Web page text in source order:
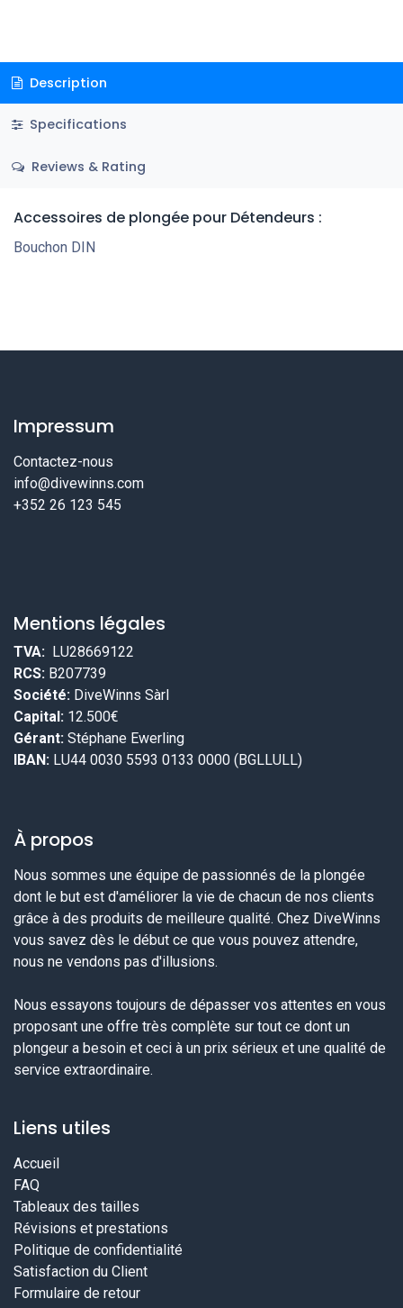
Description
Specifications
Reviews & Rating
Accessoires de plongée pour Détendeurs :
Bouchon DIN
Impressum
Contactez-nous
info@divewinns.com
+352 26 123 545
Mentions légales
TVA: LU28669122
RCS: B207739
Société: DiveWinns Sàrl
Capital: 12.500€
Gérant: Stéphane Ewerling
IBAN: LU44 0030 5593 0133 0000 (BGLLULL)
À propos
Nous sommes une équipe de passionnés de la plongée
dont le but est d'améliorer la vie de chacun de nos clients
grâce à des produits de meilleure qualité. Chez DiveWinns
vous savez dès le début ce que vous pouvez attendre,
nous ne vendons pas d'illusions.
Nous essayons toujours de dépasser vos attentes en vous
proposant une offre très complète sur tout ce dont un
plongeur a besoin et ceci à un prix sérieux et une qualité de
service extraordinaire.
Liens utiles
Accueil
FAQ
Tableaux des tailles
Révisions et prestations
Politique de confidentialité
Satisfaction du Client
Formulaire de retour